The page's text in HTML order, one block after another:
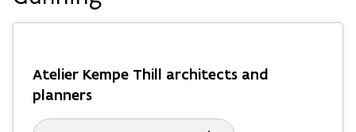
Atelier Kempe Thill architects and
planners